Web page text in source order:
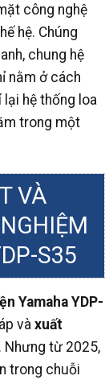
công nghệ
hệ. Chúng
chung hệ
nằm ở cách
hệ thống loa
trong một
VÀ
S35
Yamaha YDP-
và xuất
. Nhưng từ 2025,
trong chuỗi